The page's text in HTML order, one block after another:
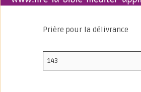
Prière pour la délivrance
143